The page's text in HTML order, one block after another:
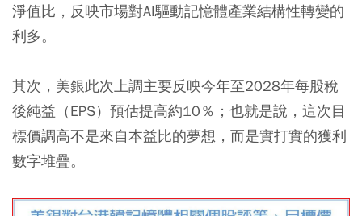
淨值比，反映市場對AI驅動記憶體產業結構性轉變的
利多。
其次，美銀此次上調主要反映今年至2028年每股稅
後純益（EPS）預估提高約10％；也就是說，這次目
標價調高不是來自本益比的夢想，而是實打實的獲利
數字堆疊。